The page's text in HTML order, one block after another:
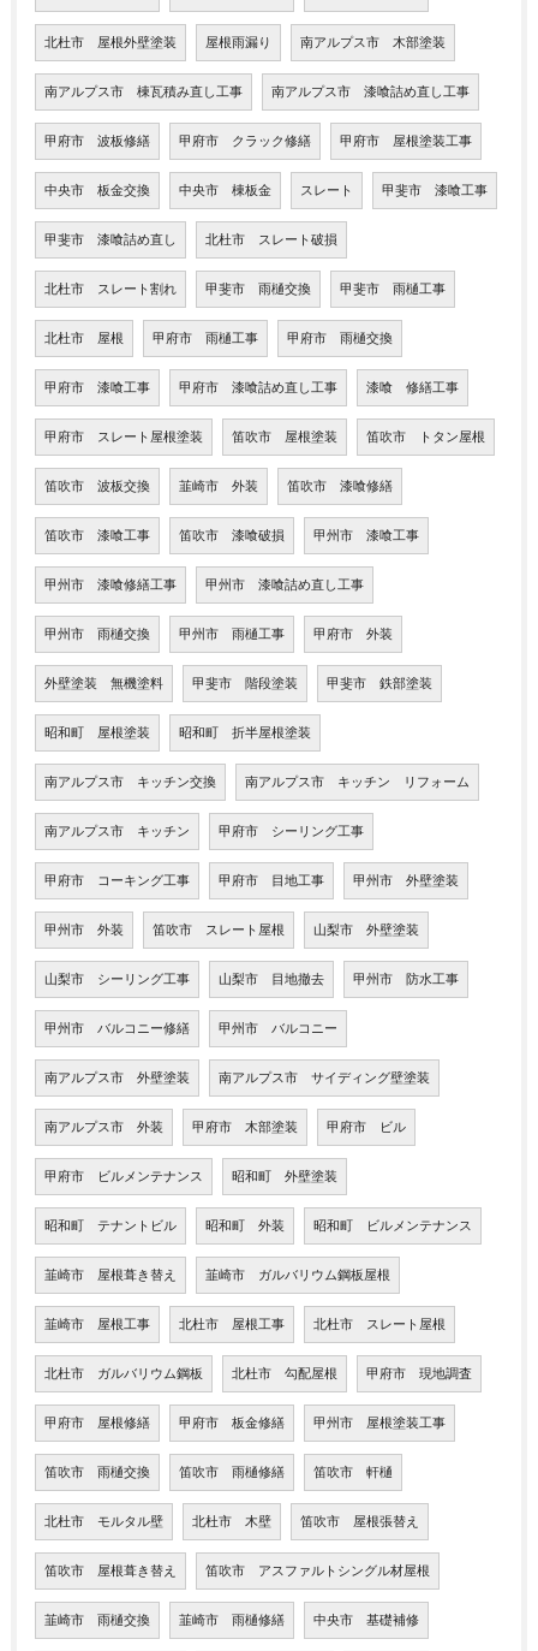
北杜市 屋根外壁塗装 屋根雨漏り 南アルプス市 木部塗装
南アルプス市 棟瓦積み直し工事 南アルプス市 漆喰詰め直し工事
甲府市 波板修繕 甲府市 クラック修繕 甲府市 屋根塗装工事
中央市 板金交換 中央市 棟板金 スレート 甲斐市 漆喰工事
甲斐市 漆喰詰め直し 北杜市 スレート破損
北杜市 スレート割れ 甲斐市 雨樋交換 甲斐市 雨樋工事
北杜市 屋根 甲府市 雨樋工事 甲府市 雨樋交換
甲府市 漆喰工事 甲府市 漆喰詰め直し工事 漆喰 修繕工事
甲府市 スレート屋根塗装 笛吹市 屋根塗装 笛吹市 トタン屋根
笛吹市 波板交換 韮崎市 外装 笛吹市 漆喰修繕
笛吹市 漆喰工事 笛吹市 漆喰破損 甲州市 漆喰工事
甲州市 漆喰修繕工事 甲州市 漆喰詰め直し工事
甲州市 雨樋交換 甲州市 雨樋工事 甲府市 外装
外壁塗装 無機塗料 甲斐市 階段塗装 甲斐市 鉄部塗装
昭和町 屋根塗装 昭和町 折半屋根塗装
南アルプス市 キッチン交換 南アルプス市 キッチン リフォーム
南アルプス市 キッチン 甲府市 シーリング工事
甲府市 コーキング工事 甲府市 目地工事 甲州市 外壁塗装
甲州市 外装 笛吹市 スレート屋根 山梨市 外壁塗装
山梨市 シーリング工事 山梨市 目地撤去 甲州市 防水工事
甲州市 バルコニー修繕 甲州市 バルコニー
南アルプス市 外壁塗装 南アルプス市 サイディング壁塗装
南アルプス市 外装 甲府市 木部塗装 甲府市 ビル
甲府市 ビルメンテナンス 昭和町 外壁塗装
昭和町 テナントビル 昭和町 外装 昭和町 ビルメンテナンス
韮崎市 屋根葺き替え 韮崎市 ガルバリウム鋼板屋根
韮崎市 屋根工事 北杜市 屋根工事 北杜市 スレート屋根
北杜市 ガルバリウム鋼板 北杜市 勾配屋根 甲府市 現地調査
甲府市 屋根修繕 甲府市 板金修繕 甲州市 屋根塗装工事
笛吹市 雨樋交換 笛吹市 雨樋修繕 笛吹市 軒樋
北杜市 モルタル壁 北杜市 木壁 笛吹市 屋根張替え
笛吹市 屋根葺き替え 笛吹市 アスファルトシングル材屋根
韮崎市 雨樋交換 韮崎市 雨樋修繕 中央市 基礎補修